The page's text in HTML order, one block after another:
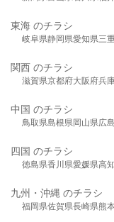
東海 のチラシ
岐阜県静岡県愛知県三
関西 のチラシ
滋賀県京都府大阪府兵
中国 のチラシ
鳥取県島根県岡山県広
四国 のチラシ
徳島県香川県愛媛県高
九州・沖縄 のチラシ
福岡県佐賀県長崎県熊